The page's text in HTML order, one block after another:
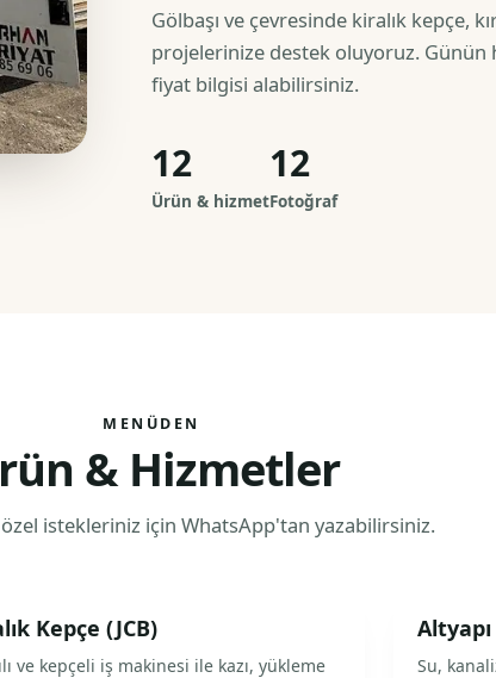
Gölbaşı ve çevresinde kiralık kepçe,
projelerinize destek oluyoruz. Günün
fiyat bilgisi alabilirsiniz.
12
Ürün & hizmet
12
Fotoğraf
MENÜDEN
& Hizmetler
istekleriniz için WhatsApp'tan yazabilirsiniz.
Kepçe (JCB)
ve kepçeli iş makinesi ile kazı, yükleme
Altyapı
Su,